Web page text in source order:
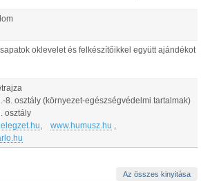
oklevelet és felkészítőikkel együtt ajándékot
8. osztály (környezet-egészségvédelmi tartalmak)
osztály
www.humusz.hu
Az összes kinyitása